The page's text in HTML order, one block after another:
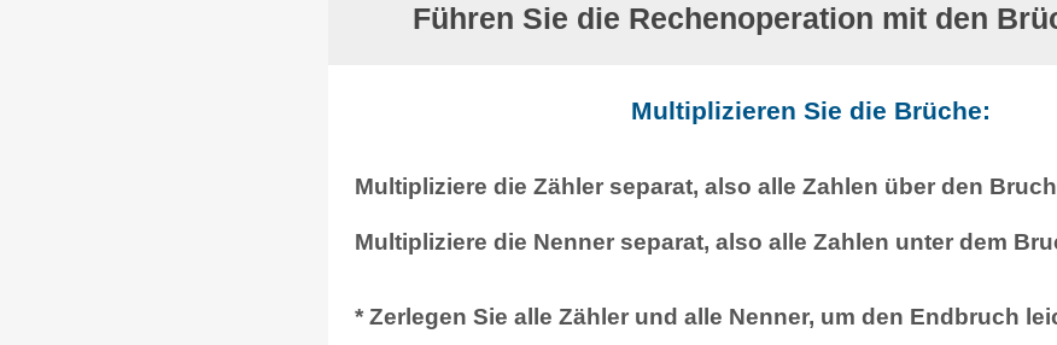
Führen Sie die Rechenoperation mit den
Multiplizieren Sie die Brüche:
Multipliziere die Zähler separat, also alle Zahlen über den
Multipliziere die Nenner separat, also alle Zahlen unter dem
* Zerlegen Sie alle Zähler und alle Nenner, um den Endbruch